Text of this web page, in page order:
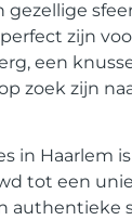
gezellige
zijn
een
zoek zijn
in Haarlem
tot een
authentieke